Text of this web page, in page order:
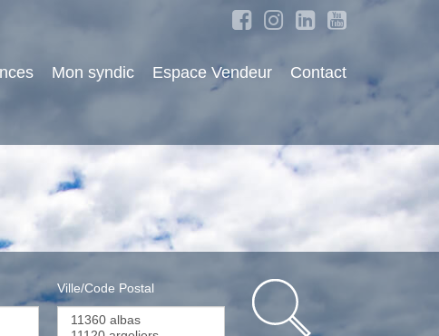
Mon syndic Espace Vendeur Contact
Ville/Code Postal